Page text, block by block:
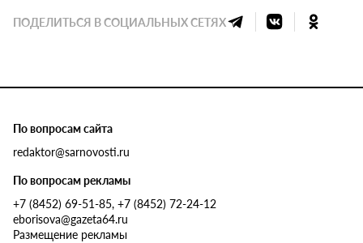
ПОДЕЛИТЬСЯ В СОЦИАЛЬНЫХ СЕТЯХ
По вопросам сайта
redaktor@sarnovosti.ru
По вопросам рекламы
+7 (8452) 69-51-85, +7 (8452) 72-24-12
eborisova@gazeta64.ru
Размещение рекламы